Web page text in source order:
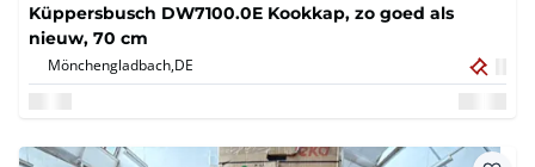
Küppersbusch DW7100.0E Kookkap, zo goed als
nieuw, 70 cm
Mönchengladbach,DE